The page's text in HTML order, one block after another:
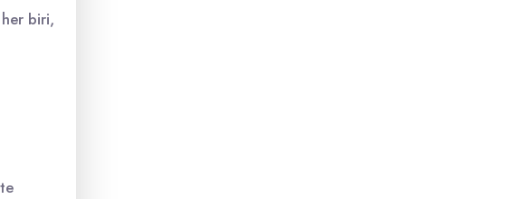
biri,